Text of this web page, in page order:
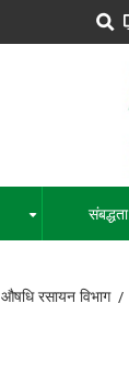
संबद्धता
औषधि रसायन विभाग